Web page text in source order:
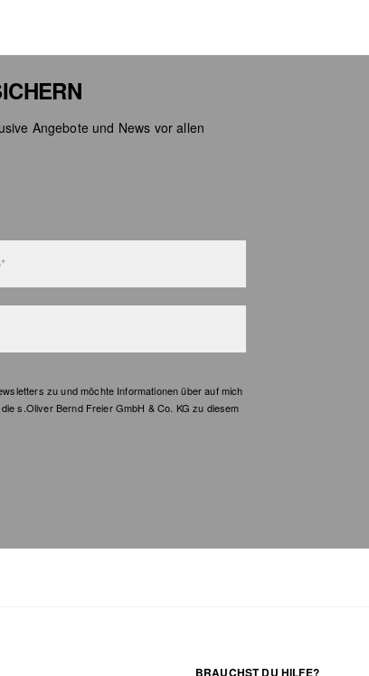
Angebote und News vor allen
zu und möchte Informationen über auf mich
s.Oliver Bernd Freier GmbH & Co. KG zu diesem
BRAUCHST DU HILFE?